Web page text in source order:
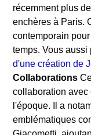
récemment plus
enchères à Paris.
contemporain
temps. Vous
d'une création de
Collaborations
collaboration avec
l'époque. Il a
emblématiques